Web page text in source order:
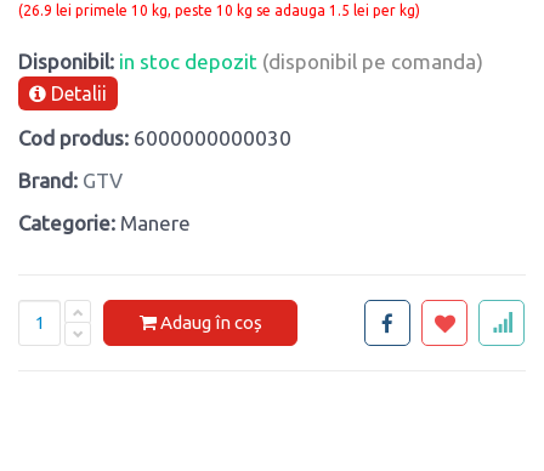
(26.9 lei primele 10 kg, peste 10 kg se adauga 1.5 lei per kg)
Disponibil: in stoc depozit (disponibil pe comanda)
Detalii
Cod produs: 6000000000030
Brand: GTV
Categorie: Manere
Adaug în coș